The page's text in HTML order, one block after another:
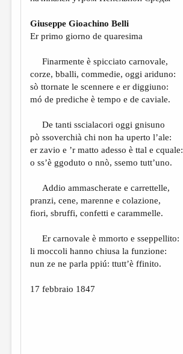
РЕДКОЛЛЕГИЯ
ОТ РЕДАКЦИИ
МАЛАЯ ПРОЗА
ЭССЕИСТИКА
ЛИТЕРАТУРОВЕДЕНИЕ
КУЛЬТУРОВЕДЕНИЕ
ПУБЛИЦИСТИКА
РЕЦЕНЗИРОВАНИЕ
ЦИКЛЫ ПУБЛИКАЦИЙ
МЕДИА
ВКОНТАКТЕ
Giuseppe Gioachino Belli
Er primo giorno de quaresima
Finarmente è spicciato carnovale,
corze, bballi, commedie, oggi ariduno:
sò ttornate le scennere e er diggiuno:
mó de prediche è tempo e de caviale.
De tanti sscialacori oggi gnisuno
pò ssoverchià chi non ha uperto l’ale:
er zavio e ’r matto adesso è ttal e cquale:
o ss’è ggoduto o nnò, ssemo tutt’uno.
Addio ammascherate e carrettelle,
pranzi, cene, marenne e colazione,
fiori, sbruffi, confetti e carammelle.
Er carnovale è mmorto e sseppellito:
li moccoli hanno chiusa la funzione:
nun ze ne parla ppiú: ttutt’è ffinito.
17 febbraio 1847